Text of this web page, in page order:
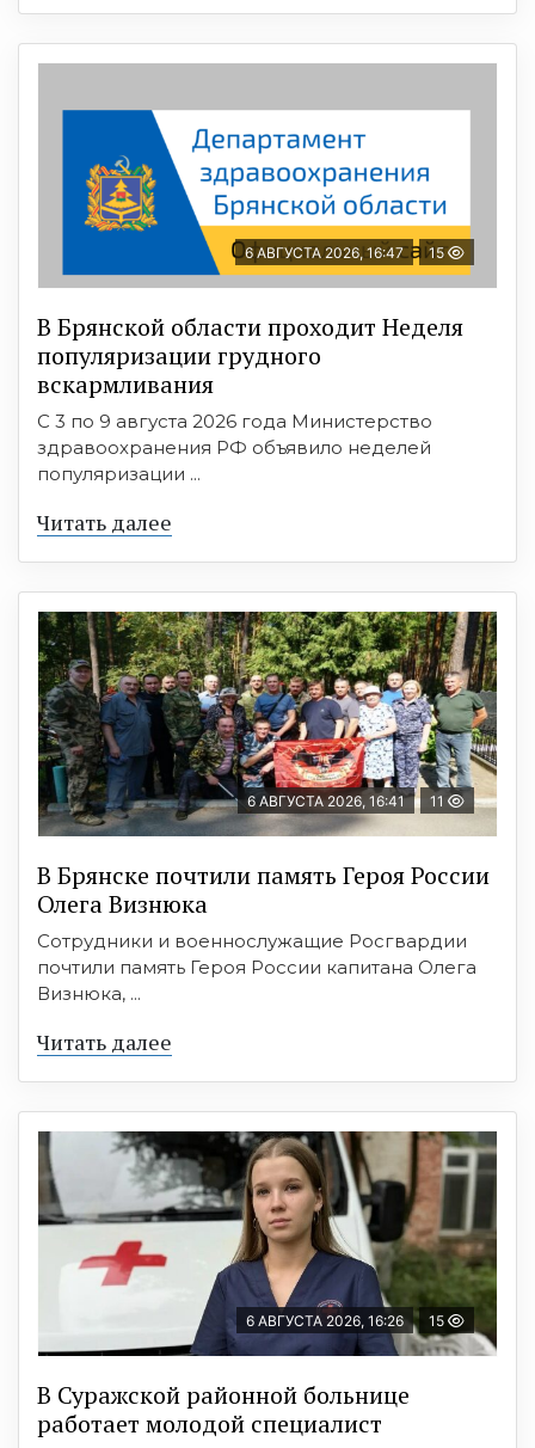
6 АВГУСТА 2026, 16:47 15
В Брянской области проходит Неделя
популяризации грудного
вскармливания
С 3 по 9 августа 2026 года Министерство
здравоохранения РФ объявило неделей
популяризации ...
Читать далее
6 АВГУСТА 2026, 16:41 11
В Брянске почтили память Героя России
Олега Визнюка
Сотрудники и военнослужащие Росгвардии
почтили память Героя России капитана Олега
Визнюка, ...
Читать далее
6 АВГУСТА 2026, 16:26 15
В Суражской районной больнице
работает молодой специалист